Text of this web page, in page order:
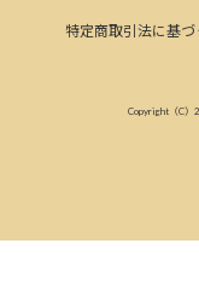
特定商取引法に基づ
Copyright（C）